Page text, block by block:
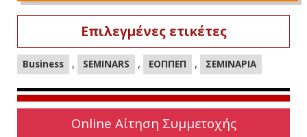
Επιλεγμένες ετικέτες
Business , SEMINARS , ΕΟΠΠΕΠ , ΣΕΜΙΝΑΡΙΑ
Online Αίτηση Συμμετοχής